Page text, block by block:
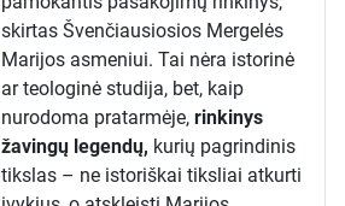
pasimetimą, ypač tarp didikų ir
šviesuomenės. Šis laikotarpis
pasižymėjo ne tik perėjimu į
liuteronizmą ar kalvinizmą, bet ir
skilimu į daugybę sektų, iš kurių
viena stipriausių, antitrinitoriai, neigė
Kristaus dievybę.
skirtas Švenčiausiosios Mergelės
Marijos asmeniui. Tai nėra istorinė
ar teologinė studija, bet, kaip
nurodoma pratarmėje, rinkinys
žavingų legendų, kurių pagrindinis
tikslas – ne istoriškai tiksliai atkurti